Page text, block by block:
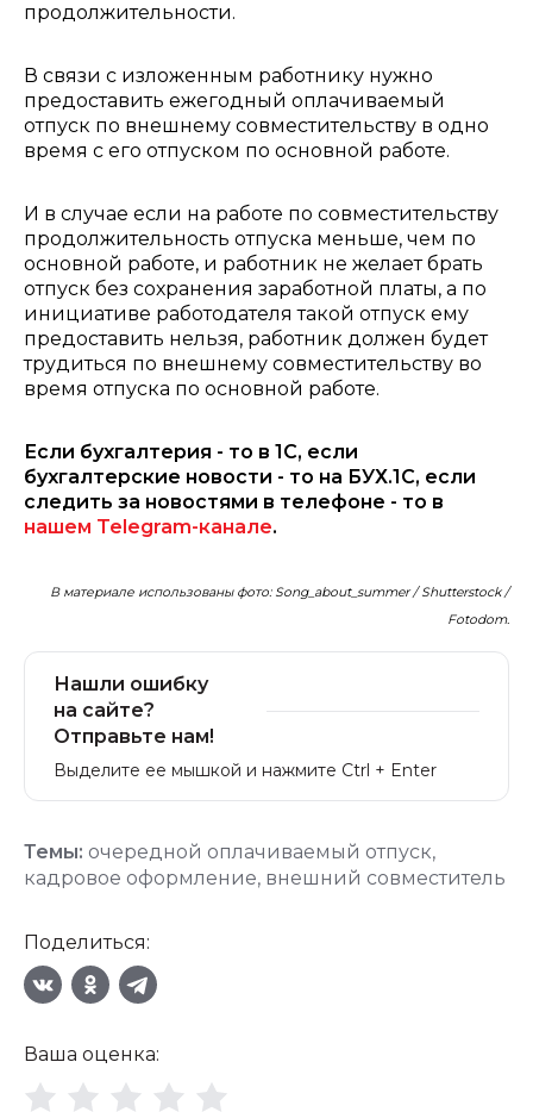
продолжительности.
В связи с изложенным работнику нужно
предоставить ежегодный оплачиваемый
отпуск по внешнему совместительству в одно
время с его отпуском по основной работе.
И в случае если на работе по совместительству
продолжительность отпуска меньше, чем по
основной работе, и работник не желает брать
отпуск без сохранения заработной платы, а по
инициативе работодателя такой отпуск ему
предоставить нельзя, работник должен будет
трудиться по внешнему совместительству во
время отпуска по основной работе.
Если бухгалтерия - то в 1С, если
бухгалтерские новости - то на БУХ.1С, если
следить за новостями в телефоне - то в
нашем Telegram-канале.
В материале использованы фото: Song_about_summer / Shutterstock /
Fotodom.
Нашли ошибку
на сайте?
Отправьте нам!
Выделите ее мышкой и нажмите Ctrl + Enter
Темы: очередной оплачиваемый отпуск,
кадровое оформление, внешний совместитель
Поделиться:
Ваша оценка: